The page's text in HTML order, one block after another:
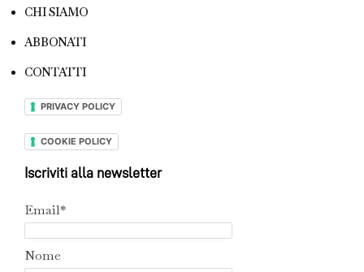
CHI SIAMO
ABBONATI
CONTATTI
PRIVACY POLICY
COOKIE POLICY
Iscriviti alla newsletter
Email*
Nome